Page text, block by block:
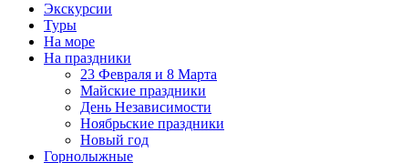
Экскурсии
Туры
На море
На праздники
23 Февраля и 8 Марта
Майские праздники
День Независимости
Ноябрьские праздники
Новый год
Горнолыжные